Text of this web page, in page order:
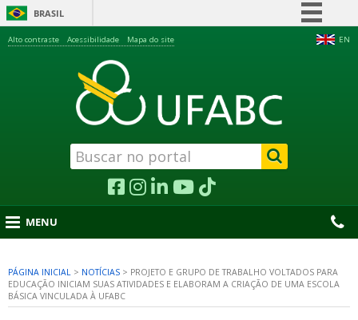
BRASIL
Acesso à informação
Legislação
Canais
EN
Alto contraste Acessibilidade Mapa do site
MENU
PÁGINA INICIAL > NOTÍCIAS > PROJETO E GRUPO DE TRABALHO VOLTADOS PARA
EDUCAÇÃO INICIAM SUAS ATIVIDADES E ELABORAM A CRIAÇÃO DE UMA ESCOLA
BÁSICA VINCULADA À UFABC